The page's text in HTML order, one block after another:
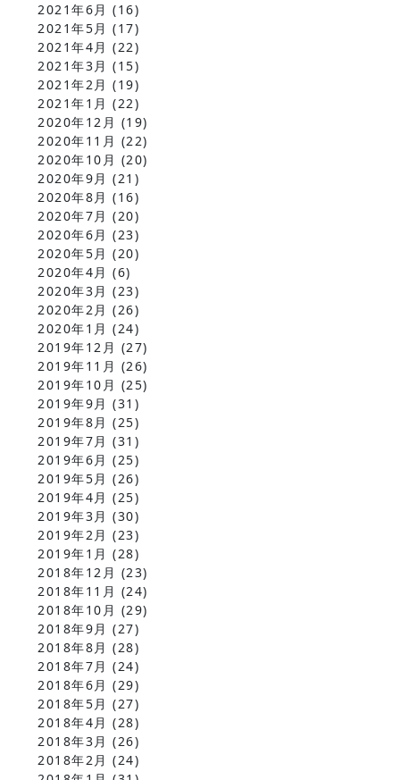
2021年6月 (16)
2021年5月 (17)
2021年4月 (22)
2021年3月 (15)
2021年2月 (19)
2021年1月 (22)
2020年12月 (19)
2020年11月 (22)
2020年10月 (20)
2020年9月 (21)
2020年8月 (16)
2020年7月 (20)
2020年6月 (23)
2020年5月 (20)
2020年4月 (6)
2020年3月 (23)
2020年2月 (26)
2020年1月 (24)
2019年12月 (27)
2019年11月 (26)
2019年10月 (25)
2019年9月 (31)
2019年8月 (25)
2019年7月 (31)
2019年6月 (25)
2019年5月 (26)
2019年4月 (25)
2019年3月 (30)
2019年2月 (23)
2019年1月 (28)
2018年12月 (23)
2018年11月 (24)
2018年10月 (29)
2018年9月 (27)
2018年8月 (28)
2018年7月 (24)
2018年6月 (29)
2018年5月 (27)
2018年4月 (28)
2018年3月 (26)
2018年2月 (24)